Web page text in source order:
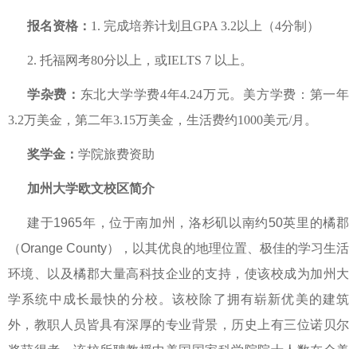
报名资格： 1. 完成培养计划且GPA 3.2以上（4分制）
2. 托福网考80分以上，或IELTS 7 以上。
学杂费： 东北大学学费4年4.24万元。美方学费：第一年
3.2万美金，第二年3.15万美金，生活费约1000美元/月。
奖学金： 学院旅费资助
加州大学欧文校区简介
建于1965年，位于南加州，洛杉矶以南约50英里的橘郡
（Orange County），以其优良的地理位置、极佳的学习生活
环境、以及橘郡大量高科技企业的支持，使该校成为加州大
学系统中成长最快的分校 。该校除了拥有崭新优美的建筑
外，教职人员皆具有深厚的专业背景，历史上有三位诺贝尔